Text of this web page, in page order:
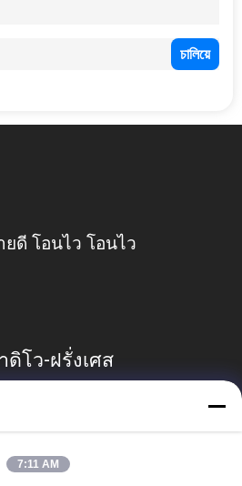
ดี โอนไว โอนไว
ดิโว-ฝรั่งเศส
7:11 AM